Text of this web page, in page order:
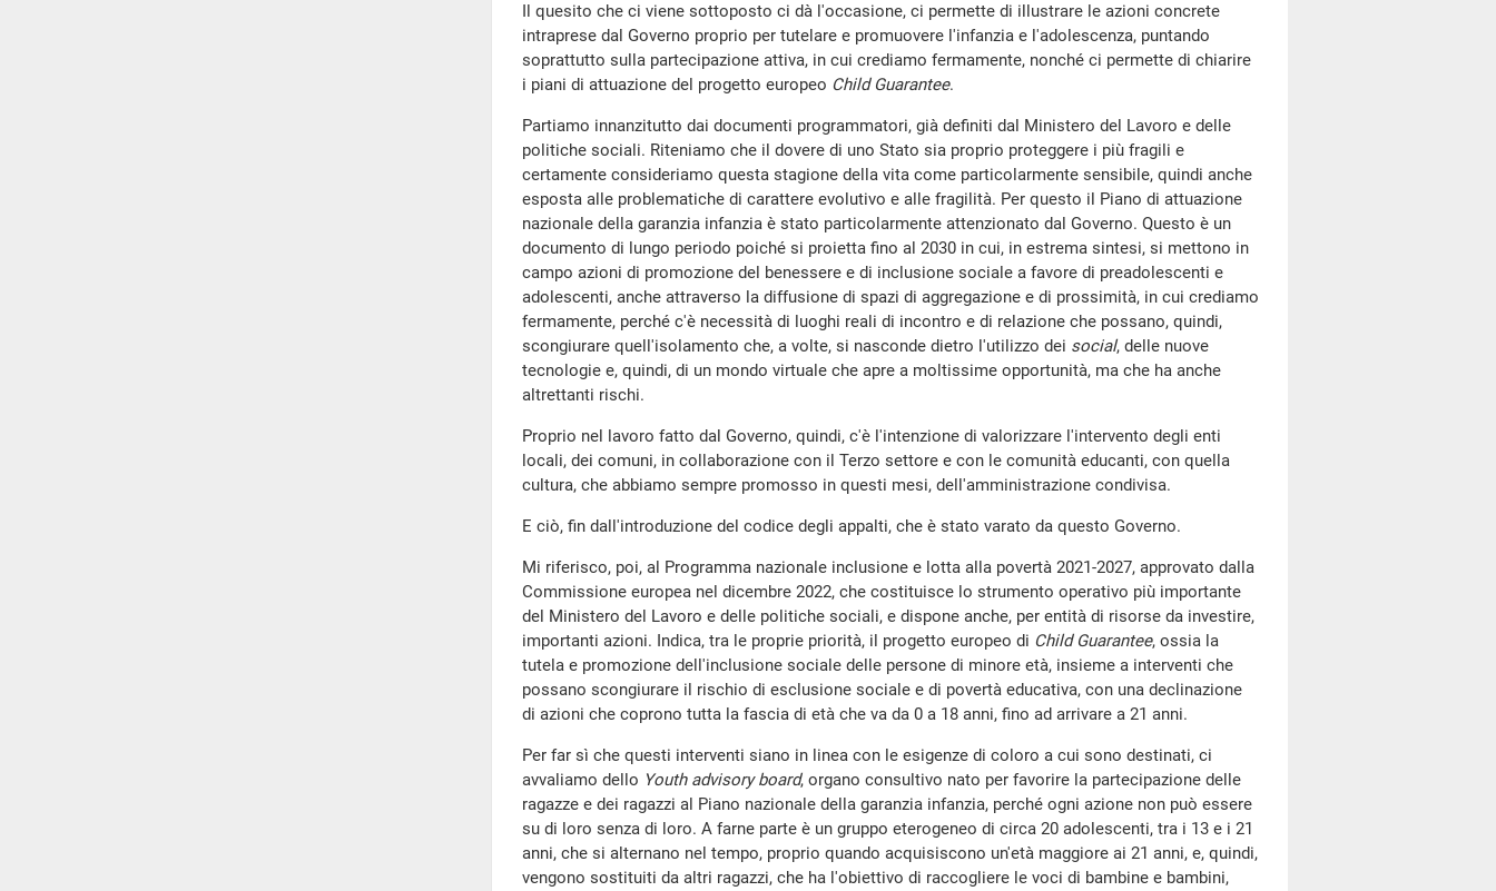
Il quesito che ci viene sottoposto ci dà l'occasione, ci permette di illustrare le azioni concrete
intraprese dal Governo proprio per tutelare e promuovere l'infanzia e l'adolescenza, puntando
soprattutto sulla partecipazione attiva, in cui crediamo fermamente, nonché ci permette di chiarire
i piani di attuazione del progetto europeo Child Guarantee.
Partiamo innanzitutto dai documenti programmatori, già definiti dal Ministero del Lavoro e delle
politiche sociali. Riteniamo che il dovere di uno Stato sia proprio proteggere i più fragili e
certamente consideriamo questa stagione della vita come particolarmente sensibile, quindi anche
esposta alle problematiche di carattere evolutivo e alle fragilità. Per questo il Piano di attuazione
nazionale della garanzia infanzia è stato particolarmente attenzionato dal Governo. Questo è un
documento di lungo periodo poiché si proietta fino al 2030 in cui, in estrema sintesi, si mettono in
campo azioni di promozione del benessere e di inclusione sociale a favore di preadolescenti e
adolescenti, anche attraverso la diffusione di spazi di aggregazione e di prossimità, in cui crediamo
fermamente, perché c'è necessità di luoghi reali di incontro e di relazione che possano, quindi,
scongiurare quell'isolamento che, a volte, si nasconde dietro l'utilizzo dei social, delle nuove
tecnologie e, quindi, di un mondo virtuale che apre a moltissime opportunità, ma che ha anche
altrettanti rischi.
Proprio nel lavoro fatto dal Governo, quindi, c'è l'intenzione di valorizzare l'intervento degli enti
locali, dei comuni, in collaborazione con il Terzo settore e con le comunità educanti, con quella
cultura, che abbiamo sempre promosso in questi mesi, dell'amministrazione condivisa.
E ciò, fin dall'introduzione del codice degli appalti, che è stato varato da questo Governo.
Mi riferisco, poi, al Programma nazionale inclusione e lotta alla povertà 2021-2027, approvato dalla
Commissione europea nel dicembre 2022, che costituisce lo strumento operativo più importante
del Ministero del Lavoro e delle politiche sociali, e dispone anche, per entità di risorse da investire,
importanti azioni. Indica, tra le proprie priorità, il progetto europeo di Child Guarantee, ossia la
tutela e promozione dell'inclusione sociale delle persone di minore età, insieme a interventi che
possano scongiurare il rischio di esclusione sociale e di povertà educativa, con una declinazione
di azioni che coprono tutta la fascia di età che va da 0 a 18 anni, fino ad arrivare a 21 anni.
Per far sì che questi interventi siano in linea con le esigenze di coloro a cui sono destinati, ci
avvaliamo dello Youth advisory board, organo consultivo nato per favorire la partecipazione delle
ragazze e dei ragazzi al Piano nazionale della garanzia infanzia, perché ogni azione non può essere
su di loro senza di loro. A farne parte è un gruppo eterogeneo di circa 20 adolescenti, tra i 13 e i 21
anni, che si alternano nel tempo, proprio quando acquisiscono un'età maggiore ai 21 anni, e, quindi,
vengono sostituiti da altri ragazzi, che ha l'obiettivo di raccogliere le voci di bambine e bambini,